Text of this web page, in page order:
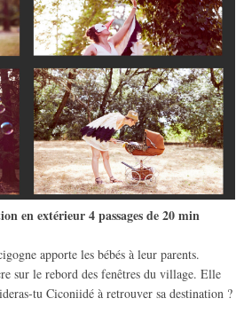
en extérieur 4 passages de 20 min
apporte les bébés à leur parents.
sur le rebord des fenêtres du village. Elle
tu Ciconiidé à retrouver sa destination ?